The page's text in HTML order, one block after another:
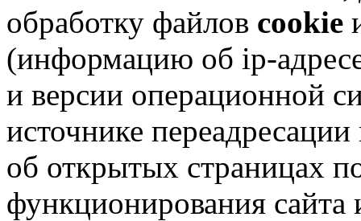
обработку файлов cookie
(информацию об ip-
и версии операционной
источнике переадресации
об открытых страницах
функционирования сайта